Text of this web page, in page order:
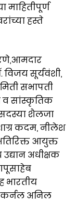
माहितीपूर्ण
हस्ते
विजय सूर्यवंशी,
सभापती
व सांस्कृतिक
शैलजा
कदम, नीलेश
आयुक्त
अधीक्षक
भारतीय
कर्नल अनिल